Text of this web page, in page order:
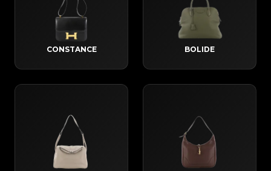
CONSTANCE BOLIDE